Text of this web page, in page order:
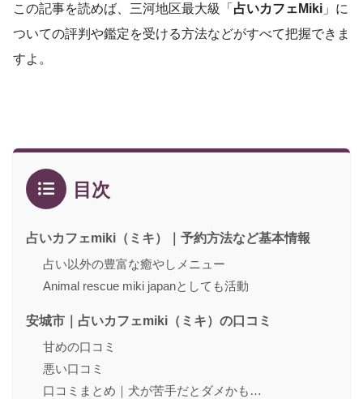
この記事を読めば、三河地区最大級「占いカフェMiki 」に
ついての評判や鑑定を受ける方法などがすべて把握できま
すよ。
目次
占いカフェmiki（ミキ）｜予約方法など基本情報
占い以外の豊富な癒やしメニュー
Animal rescue miki japanとしても活動
安城市｜占いカフェmiki（ミキ）の口コミ
甘めの口コミ
悪い口コミ
口コミまとめ｜犬が苦手だとダメかも…